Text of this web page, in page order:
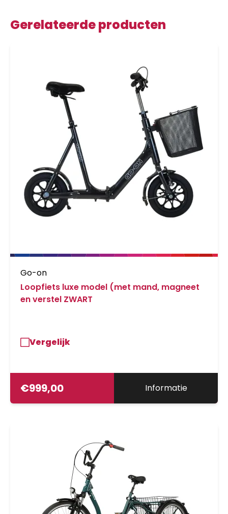
Gerelateerde producten
Go-on
Loopfiets luxe model (met mand, magneet
en verstel ZWART
Vergelijk
€999,00 Informatie